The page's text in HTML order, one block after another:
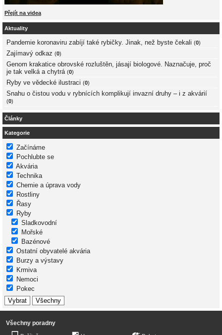
Přejít na videa
Aktuality
Pandemie koronaviru zabíjí také rybičky. Jinak, než byste čekali (0)
Zajímavý odkaz (0)
Genom krakatice obrovské rozluštěn, jásají biologové. Naznačuje, proč
je tak velká a chytrá (0)
Ryby ve vědecké ilustraci (0)
Snahu o čistou vodu v rybnících komplikují invazní druhy – i z akvárií
(0)
Články
Kategorie
Začínáme
Pochlubte se
Akvária
Technika
Chemie a úprava vody
Rostliny
Řasy
Ryby
Sladkovodní
Mořské
Bazénové
Ostatní obyvatelé akvária
Burzy a výstavy
Krmiva
Nemoci
Pokec
Všechny poradny